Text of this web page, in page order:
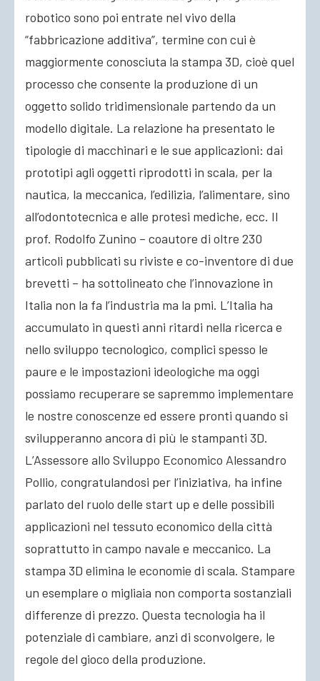
robotico sono poi entrate nel vivo della
“fabbricazione additiva”, termine con cui è
maggiormente conosciuta la stampa 3D, cioè quel
processo che consente la produzione di un
oggetto solido tridimensionale partendo da un
modello digitale. La relazione ha presentato le
tipologie di macchinari e le sue applicazioni: dai
prototipi agli oggetti riprodotti in scala, per la
nautica, la meccanica, l’edilizia, l’alimentare, sino
all’odontotecnica e alle protesi mediche, ecc. Il
prof. Rodolfo Zunino – coautore di oltre 230
articoli pubblicati su riviste e co-inventore di due
brevetti – ha sottolineato che l’innovazione in
Italia non la fa l’industria ma la pmi. L’Italia ha
accumulato in questi anni ritardi nella ricerca e
nello sviluppo tecnologico, complici spesso le
paure e le impostazioni ideologiche ma oggi
possiamo recuperare se sapremmo implementare
le nostre conoscenze ed essere pronti quando si
svilupperanno ancora di più le stampanti 3D.
L’Assessore allo Sviluppo Economico Alessandro
Pollio, congratulandosi per l’iniziativa, ha infine
parlato del ruolo delle start up e delle possibili
applicazioni nel tessuto economico della città
soprattutto in campo navale e meccanico. La
stampa 3D elimina le economie di scala. Stampare
un esemplare o migliaia non comporta sostanziali
differenze di prezzo. Questa tecnologia ha il
potenziale di cambiare, anzi di sconvolgere, le
regole del gioco della produzione.